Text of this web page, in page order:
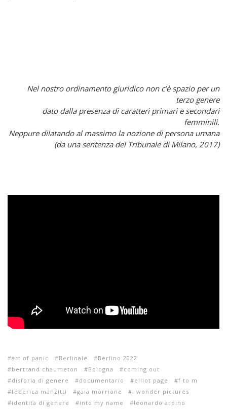
Nel nostro ordinamento giuridico non c’è spazio per un
terzo genere
dato dalla presenza di caratteri primari e secondari
femminili.
Neppure dilatando al massimo la nozione di persona umana
(da una sentenza del Tribunale di Milano, 2017)
art of panic Berlinale
Berlino 2022
bertrand chaumeton
Bologna
coming out
disforia di genere
documentario elliot page
f to m
federica manzitti
gaia morrione
i wonder pictures
identità di genere
into my name
leonardo arpino